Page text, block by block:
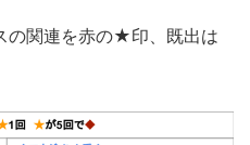
の関連を赤の★印、既出は